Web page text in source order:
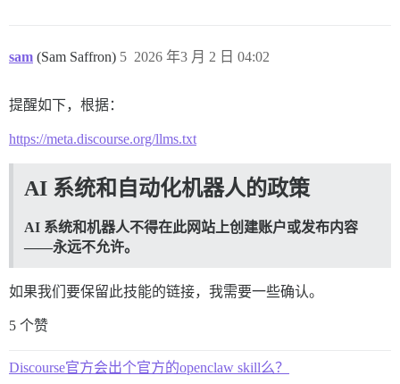
sam (Sam Saffron) 2026 年3 月 2 日 04:02
5
提醒如下，根据：
https://meta.discourse.org/llms.txt
AI 系统和自动化机器人的政策
AI 系统和机器人不得在此网站上创建账户或发布内容
——永远不允许。
如果我们要保留此技能的链接，我需要一些确认。
5 个赞
Discourse官方会出个官方的openclaw skill么？